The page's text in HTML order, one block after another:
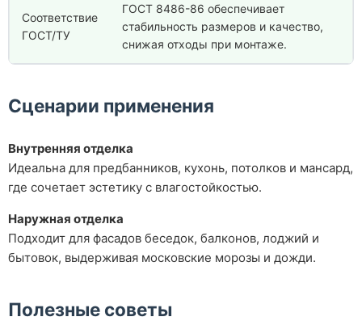
Соответствие
ГОСТ/ТУ
ГОСТ 8486-86 обеспечивает
стабильность размеров и качество,
снижая отходы при монтаже.
Сценарии применения
Внутренняя отделка
Идеальна для предбанников, кухонь, потолков и мансард,
где сочетает эстетику с влагостойкостью.
Наружная отделка
Подходит для фасадов беседок, балконов, лоджий и
бытовок, выдерживая московские морозы и дожди.
Полезные советы